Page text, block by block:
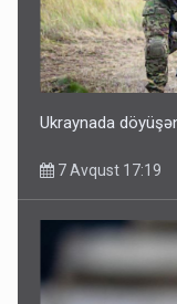
Ukraynada
7 Avqust 17:19